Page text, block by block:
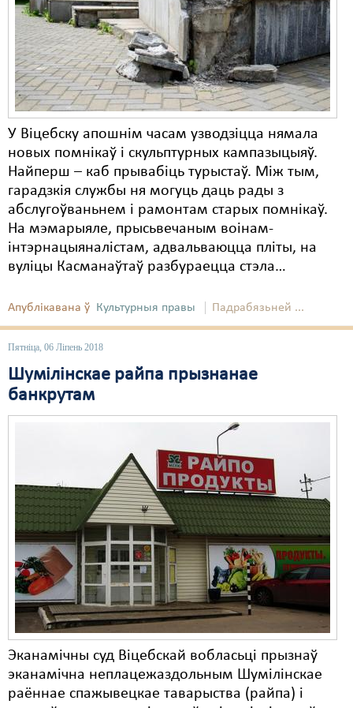
У Віцебску апошнім часам узводзіцца нямала
новых помнікаў і скульптурных кампазыцыяў.
Найперш – каб прывабіць турыстаў. Між тым,
гарадзкія службы ня могуць даць рады з
абслугоўваньнем і рамонтам старых помнікаў.
На мэмарыяле, прысьвечаным воінам-
інтэрнацыяналістам, адвальваюцца пліты, на
вуліцы Касманаўтаў разбураецца стэла…
Апублікавана ў Культурныя правы Падрабязьней ...
Пятніца, 06 Ліпень 2018
Шумілінскае райпа прызнанае
банкрутам
Эканамічны суд Віцебскай вобласьці прызнаў
эканамічна неплацежаздольным Шумілінскае
раённае спажывецкае таварыства (райпа) і